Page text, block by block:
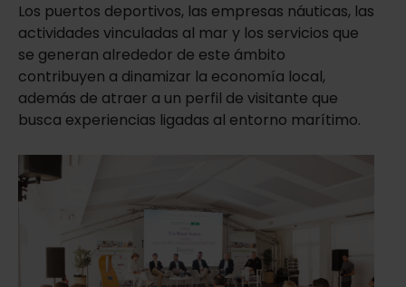
Los puertos deportivos, las empresas náuticas, las
actividades vinculadas al mar y los servicios que
se generan alrededor de este ámbito
contribuyen a dinamizar la economía local,
además de atraer a un perfil de visitante que
busca experiencias ligadas al entorno marítimo.